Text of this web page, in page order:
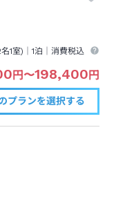
名1室)｜1泊 ｜消費税込
円 〜198,400 円
プランを選択する